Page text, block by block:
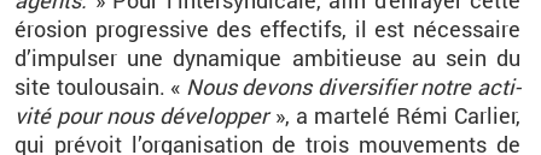
éro­sion pro­gres­sive des ef­fec­tifs, il est né­ces­saire
d’im­pul­ser une dy­na­mique am­bi­tieuse au sein du
site tou­lou­sain. « Nous de­vons di­ver­si­fier notre ac­ti­
vité pour nous dé­ve­lop­per», a mar­telé Rémi Car­lier,
qui pré­voit l’or­ga­ni­sa­tion de trois mou­ve­ments de